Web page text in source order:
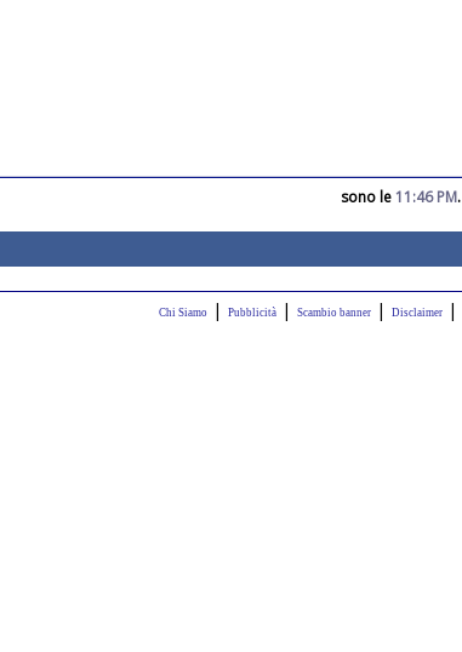
sono le11:46 PM.
Chi Siamo | Pubblicità | Scambio banner | Disclaimer |